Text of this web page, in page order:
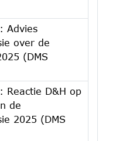
Advies
over de
(DMS
Reactie D&H op
de
2025 (DMS